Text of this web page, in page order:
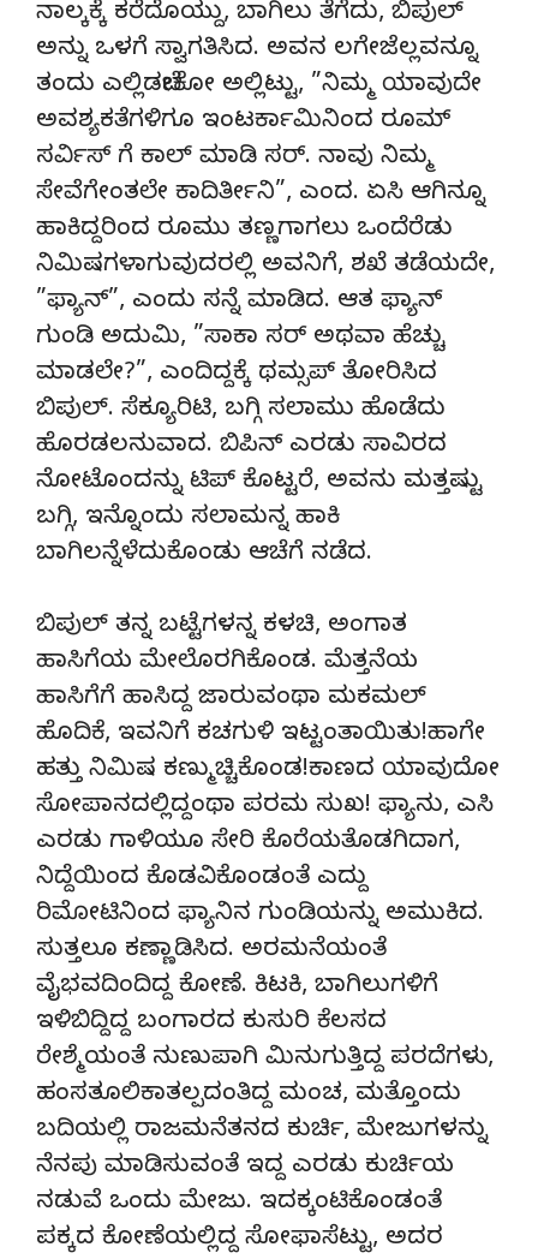
ನಾಲ್ಕಕ್ಕೆ ಕರೆದೊಯ್ದು, ಬಾಗಿಲು ತೆಗೆದು, ಬಿಪುಲ್
ಅನ್ನು ಒಳಗೆ ಸ್ವಾಗತಿಸಿದ. ಅವನ ಲಗೇಜೆಲ್ಲವನ್ನೂ
ತಂದು ಎಲ್ಲಿಡಬೇಕೋ ಅಲ್ಲಿಟ್ಟು, ”ನಿಮ್ಮ ಯಾವುದೇ
ಅವಶ್ಯಕತೆಗಳಿಗೂ ಇಂಟರ್ಕಾಮಿನಿಂದ ರೂಮ್
ಸರ್ವಿಸ್ ಗೆ ಕಾಲ್ ಮಾಡಿ ಸರ್. ನಾವು ನಿಮ್ಮ
ಸೇವೆಗೇಂತಲೇ ಕಾದಿರ್ತೀನಿ”, ಎಂದ. ಏಸಿ ಆಗಿನ್ನೂ
ಹಾಕಿದ್ದರಿಂದ ರೂಮು ತಣ್ಣಗಾಗಲು ಒಂದೆರೆಡು
ನಿಮಿಷಗಳಾಗುವುದರಲ್ಲಿ ಅವನಿಗೆ, ಶಖೆ ತಡೆಯದೇ,
”ಫ್ಯಾನ್”, ಎಂದು ಸನ್ನೆ ಮಾಡಿದ. ಆತ ಫ್ಯಾನ್
ಗುಂಡಿ ಅದುಮಿ, ”ಸಾಕಾ ಸರ್ ಅಥವಾ ಹೆಚ್ಚು
ಮಾಡಲೇ?”, ಎಂದಿದ್ದಕ್ಕೆ ಥಮ್ಸಪ್ ತೋರಿಸಿದ
ಬಿಪುಲ್. ಸೆಕ್ಯೂರಿಟಿ, ಬಗ್ಗಿ ಸಲಾಮು ಹೊಡೆದು
ಹೊರಡಲನುವಾದ. ಬಿಪಿನ್ ಎರಡು ಸಾವಿರದ
ನೋಟೊಂದನ್ನು ಟಿಪ್ ಕೊಟ್ಟರೆ, ಅವನು ಮತ್ತಷ್ಟು
ಬಗ್ಗಿ, ಇನ್ನೊಂದು ಸಲಾಮನ್ನ ಹಾಕಿ
ಬಾಗಿಲನ್ನೆಳೆದುಕೊಂಡು ಆಚೆಗೆ ನಡೆದ.
ಬಿಪುಲ್ ತನ್ನ ಬಟ್ಟೆಗಳನ್ನ ಕಳಚಿ, ಅಂಗಾತ
ಹಾಸಿಗೆಯ ಮೇಲೊರಗಿಕೊಂಡ. ಮೆತ್ತನೆಯ
ಹಾಸಿಗೆಗೆ ಹಾಸಿದ್ದ ಜಾರುವಂಥಾ ಮಕಮಲ್
ಹೊದಿಕೆ, ಇವನಿಗೆ ಕಚಗುಳಿ ಇಟ್ಟಂತಾಯಿತು!ಹಾಗೇ
ಹತ್ತು ನಿಮಿಷ ಕಣ್ಮುಚ್ಚಿಕೊಂಡ!ಕಾಣದ ಯಾವುದೋ
ಸೋಪಾನದಲ್ಲಿದ್ದಂಥಾ ಪರಮ ಸುಖ! ಫ್ಯಾನು, ಎಸಿ
ಎರಡು ಗಾಳಿಯೂ ಸೇರಿ ಕೊರೆಯತೊಡಗಿದಾಗ,
ನಿದ್ದೆಯಿಂದ ಕೊಡವಿಕೊಂಡಂತೆ ಎದ್ದು
ರಿಮೋಟಿನಿಂದ ಫ್ಯಾನಿನ ಗುಂಡಿಯನ್ನು ಅಮುಕಿದ.
ಸುತ್ತಲೂ ಕಣ್ಣಾಡಿಸಿದ. ಅರಮನೆಯಂತೆ
ವೈಭವದಿಂದಿದ್ದ ಕೋಣೆ. ಕಿಟಕಿ, ಬಾಗಿಲುಗಳಿಗೆ
ಇಳಿಬಿದ್ದಿದ್ದ ಬಂಗಾರದ ಕುಸುರಿ ಕೆಲಸದ
ರೇಶ್ಮೆಯಂತೆ ನುಣುಪಾಗಿ ಮಿನುಗುತ್ತಿದ್ದ ಪರದೆಗಳು,
ಹಂಸತೂಲಿಕಾತಲ್ಪದಂತಿದ್ದ ಮಂಚ, ಮತ್ತೊಂದು
ಬದಿಯಲ್ಲಿ ರಾಜಮನೆತನದ ಕುರ್ಚಿ, ಮೇಜುಗಳನ್ನು
ನೆನಪು ಮಾಡಿಸುವಂತೆ ಇದ್ದ ಎರಡು ಕುರ್ಚಿಯ
ನಡುವೆ ಒಂದು ಮೇಜು. ಇದಕ್ಕಂಟಿಕೊಂಡಂತೆ
ಪಕ್ಕದ ಕೋಣೆಯಲ್ಲಿದ್ದ ಸೋಫಾಸೆಟ್ಟು, ಅದರ